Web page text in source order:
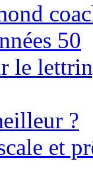
50
le
?
et